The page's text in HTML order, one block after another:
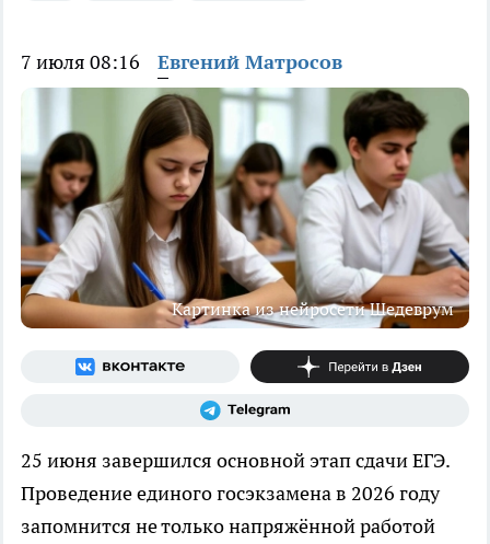
7 июля 08:16 Евгений Матросов
Картинка из нейросети Шедеврум
25 июня завершился основной этап сдачи ЕГЭ.
Проведение единого госэкзамена в 2026 году
запомнится не только напряжённой работой